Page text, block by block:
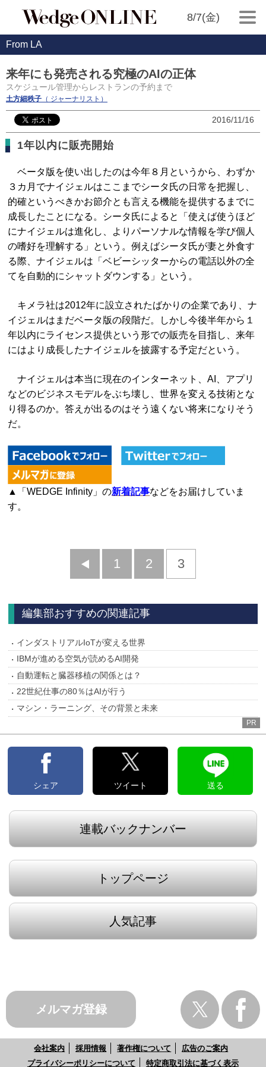
8/7(金)
From LA
来年にも発売される究極のAIの正体
スケジュール管理からレストランの予約まで
土方細秩子 （ ジャーナリスト）
2016/11/16
1年以内に販売開始
ベータ版を使い出したのは今年８月というから、わずか
３カ月でナイジェルはここまでシータ氏の日常を把握し、
的確というべきかお節介とも言える機能を提供するまでに
成長したことになる。シータ氏によると「使えば使うほど
にナイジェルは進化し、よりパーソナルな情報を学び個人
の嗜好を理解する」という。例えばシータ氏が妻と外食す
る際、ナイジェルは「ベビーシッターからの電話以外の全
てを自動的にシャットダウンする」という。
キメラ社は2012年に設立されたばかりの企業であり、ナ
イジェルはまだベータ版の段階だ。しかし今後半年から１
年以内にライセンス提供という形での販売を目指し、来年
にはより成長したナイジェルを披露する予定だという。
ナイジェルは本当に現在のインターネット、AI、アプリ
などのビジネスモデルをぶち壊し、世界を変える技術とな
り得るのか。答えが出るのはそう遠くない将来になりそう
だ。
▲「WEDGE Infinity」の新着記事などをお届けしていま
す。
前
1 2 3
編集部おすすめの関連記事
インダストリアルIoTが変える世界
IBMが進める空気が読めるAI開発
自動運転と臓器移植の関係とは？
22世紀仕事の80％はAIが行う
マシン・ラーニング、その背景と未来
PR
シェア ツイート 送る
連載バックナンバー
トップページ
人気記事
メルマガ登録
会社案内 採用情報 著作権について
広告のご案内
プライバシーポリシーについて
特定商取引法に基づく表示